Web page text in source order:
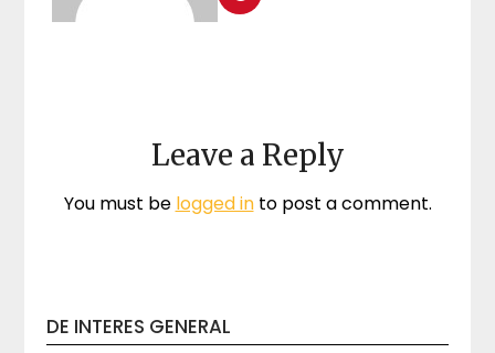
Leave a Reply
You must be logged into post a comment.
DE INTERES GENERAL